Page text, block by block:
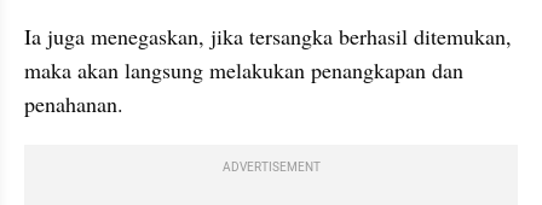
Ia juga menegaskan, jika tersangka berhasil ditemukan,
maka akan langsung melakukan penangkapan dan
penahanan.
ADVERTISEMENT